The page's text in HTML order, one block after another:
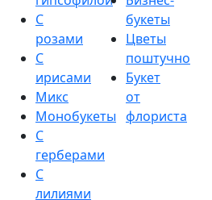
С
розами
С
ирисами
Микс
Монобукеты
С
герберами
С
лилиями
букеты
Цветы
поштучно
Букет
от
флориста